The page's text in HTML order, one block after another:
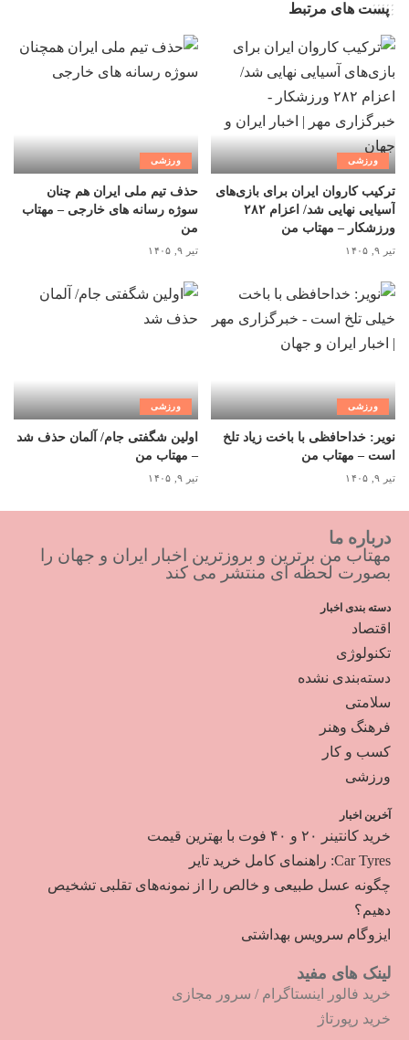
پست های مرتبط
ورزشی
ترکیب کاروان ایران برای بازی‌های
آسیایی نهایی شد/ اعزام ۲۸۲
ورزشکار – مهتاب من
تیر ۹, ۱۴۰۵
ورزشی
حذف تیم ملی ایران هم چنان
سوژه رسانه های خارجی – مهتاب
من
تیر ۹, ۱۴۰۵
ورزشی
نویر: خداحافظی با باخت زیاد تلخ
است – مهتاب من
تیر ۹, ۱۴۰۵
ورزشی
اولین شگفتی جام/ آلمان حذف شد
– مهتاب من
تیر ۹, ۱۴۰۵
درباره ما
مهتاب من برترین و بروزترین اخبار ایران و جهان را
بصورت لحظه ای منتشر می کند
دسته بندی اخبار
اقتصاد
تکنولوژی
دسته‌بندی نشده
سلامتی
فرهنگ وهنر
کسب و کار
ورزشی
آخرین اخبار
خرید کانتینر ۲۰ و ۴۰ فوت با بهترین قیمت
Car Tyres: راهنمای کامل خرید تایر
چگونه عسل طبیعی و خالص را از نمونه‌های تقلبی تشخیص
دهیم؟
ایزوگام سرویس بهداشتی
لینک های مفید
خرید فالور اینستاگرام / سرور مجازی
خرید رپورتاژ